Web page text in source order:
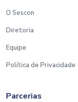
O Sescon
Diretoria
Equipe
Política de Privacidade
Parcerias